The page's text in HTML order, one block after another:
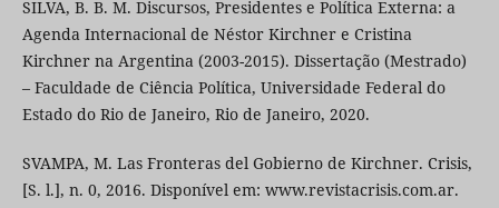
SILVA, B. B. M. Discursos, Presidentes e Política Externa: a
Agenda Internacional de Néstor Kirchner e Cristina
Kirchner na Argentina (2003-2015). Dissertação (Mestrado)
– Faculdade de Ciência Política, Universidade Federal do
Estado do Rio de Janeiro, Rio de Janeiro, 2020.
SVAMPA, M. Las Fronteras del Gobierno de Kirchner. Crisis,
[S. l.], n. 0, 2016. Disponível em: www.revistacrisis.com.ar.